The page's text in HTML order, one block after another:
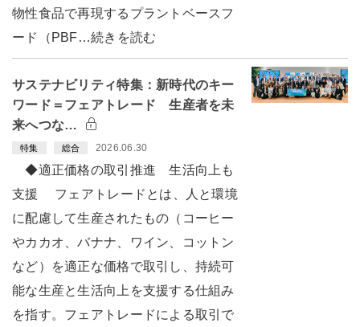
物性食品で再現するプラントベースフ
ード（PBF…続きを読む
サステナビリティ特集：新時代のキー
ワード＝フェアトレード 生産者を未
来へつな…
特集 総合 2026.06.30
◆適正価格の取引推進 生活向上も
支援 フェアトレードとは、人と環境
に配慮して生産されたもの（コーヒー
やカカオ、バナナ、ワイン、コットン
など）を適正な価格で取引し、持続可
能な生産と生活向上を支援する仕組み
を指す。フェアトレードによる取引で